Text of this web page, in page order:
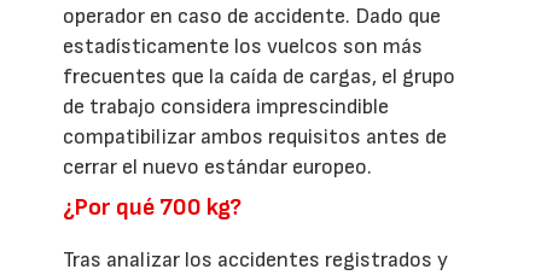
operador en caso de accidente. Dado que
estadísticamente los vuelcos son más
frecuentes que la caída de cargas, el grupo
de trabajo considera imprescindible
compatibilizar ambos requisitos antes de
cerrar el nuevo estándar europeo.
¿Por qué 700 kg?
Tras analizar los accidentes registrados y